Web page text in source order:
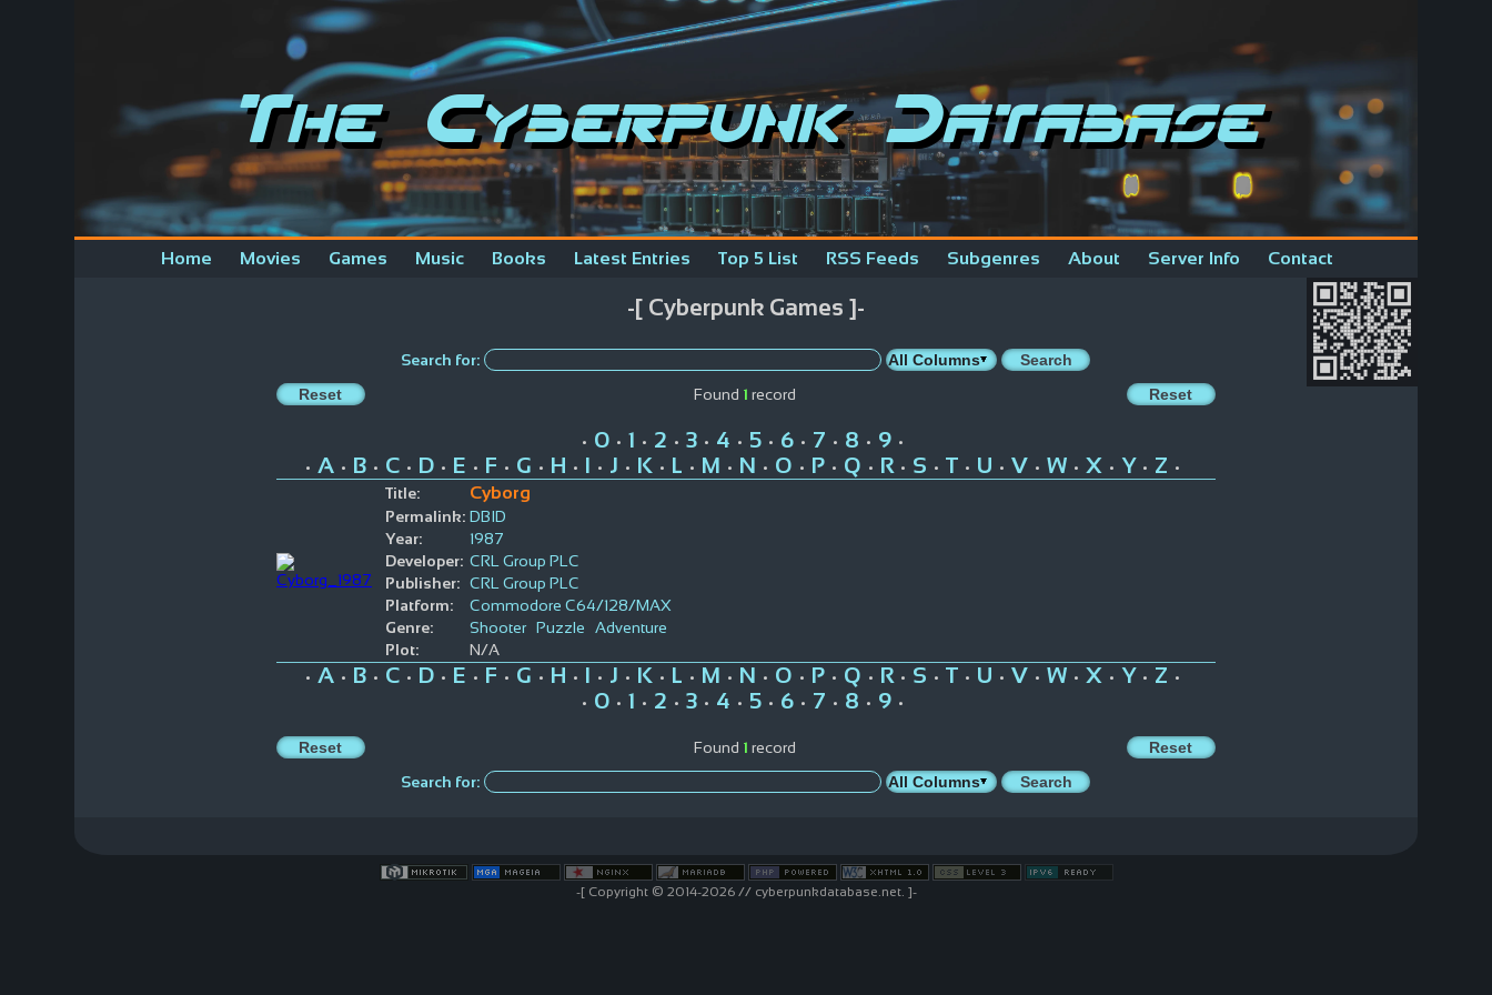
The Cyberpunk Database
Home Movies Games Music Books Latest Entries Top 5 List RSS Feeds Subgenres About Server Info Contact
-[ Cyberpunk Games ]-
Search for:
Found 1 record
• 0• 1 • 2 • 3• 4 • 5• 6• 7 • 8 • 9•
• A• B• C• D• E • F • G • H • I • J • K • L • M • N • O • P• Q • R• S • T • U • V • W• X • Y • Z •
Title:
Cyborg
Permalink: DBID
Year:
1987
Developer: CRL Group PLC
Publisher: CRL Group PLC
Platform:
Commodore C64/128/MAX
Genre:
Shooter Puzzle
Adventure
Plot:
N/A
• A• B• C• D• E • F • G • H • I • J • K • L • M • N • O • P• Q • R• S • T • U • V • W• X • Y • Z •
• 0• 1 • 2 • 3• 4 • 5• 6• 7 • 8 • 9•
Found 1 record
Search for:
-[ Copyright © 2014-2026 // cyberpunkdatabase.net. ]-